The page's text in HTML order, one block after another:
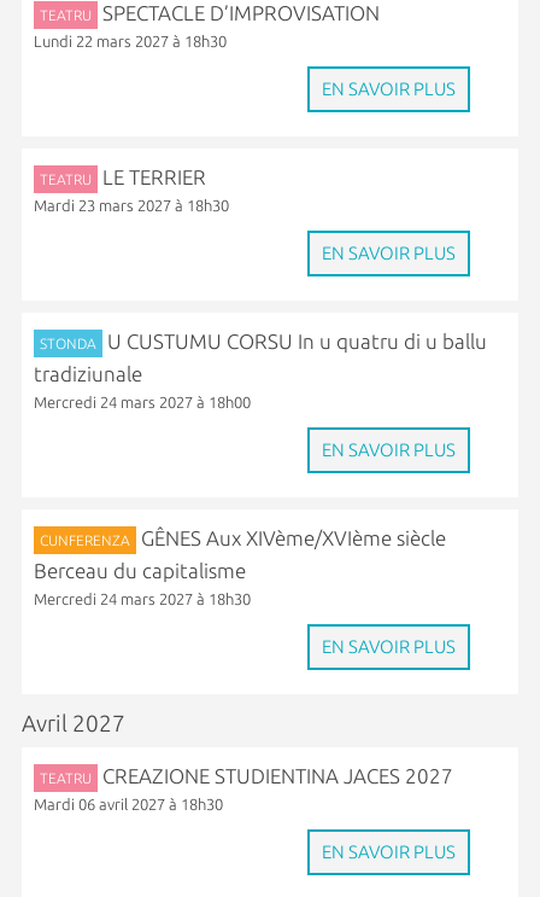
TEATRU SPECTACLE D’IMPROVISATION
Lundi 22 mars 2027 à 18h30
EN SAVOIR PLUS
TEATRU LE TERRIER
Mardi 23 mars 2027 à 18h30
EN SAVOIR PLUS
STONDA
U CUSTUMU CORSU In u quatru di u ballu
tradiziunale
Mercredi 24 mars 2027 à 18h00
EN SAVOIR PLUS
CUNFERENZA
GÊNES Aux XIVème/XVIème siècle
Berceau du capitalisme
Mercredi 24 mars 2027 à 18h30
EN SAVOIR PLUS
Avril 2027
TEATRU CREAZIONE STUDIENTINA JACES 2027
Mardi 06 avril 2027 à 18h30
EN SAVOIR PLUS